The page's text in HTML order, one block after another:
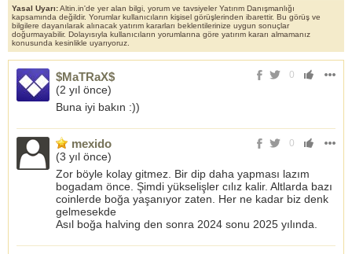
Yasal Uyarı:Altin.in'de yer alan bilgi, yorum ve tavsiyeler Yatırım Danışmanlığı
kapsamında değildir. Yorumlar kullanıcıların kişisel görüşlerinden ibarettir. Bu görüş ve
bilgilere dayanılarak alınacak yatırım kararları beklentilerinize uygun sonuçlar
doğurmayabilir. Dolayısıyla kullanıcıların yorumlarına göre yatırım kararı almamanız
konusunda kesinlikle uyarıyoruz.
0
$MaTRaX$
(2 yıl önce)
Buna iyi bakın :))
0
mexido
(3 yıl önce)
Zor böyle kolay gitmez. Bir dip daha yapması lazım
bogadam önce. Şimdi yükselişler cılız kalir. Altlarda bazı
coinlerde boğa yaşanıyor zaten. Her ne kadar biz denk
gelmesekde
Asıl boğa halving den sonra 2024 sonu 2025 yılında.